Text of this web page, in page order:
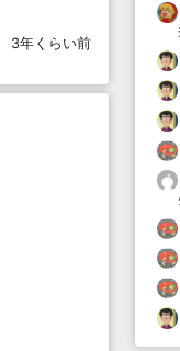
3年くらい前